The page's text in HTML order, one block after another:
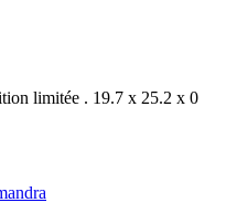
limitée . 19.7 x 25.2 x 0